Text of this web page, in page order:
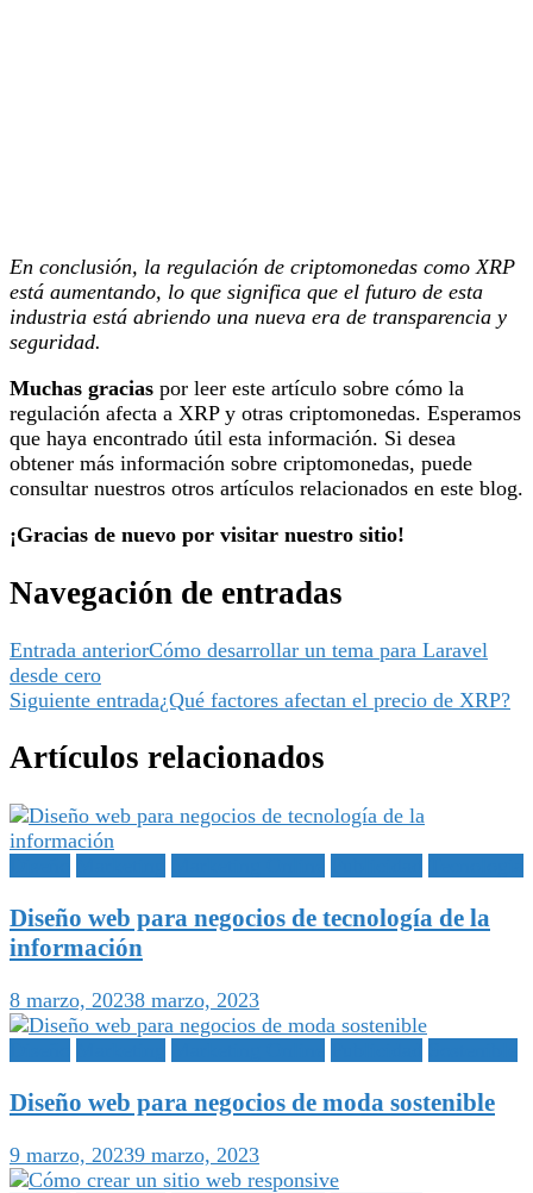
En conclusión, la regulación de criptomonedas como XRP
está aumentando, lo que significa que el futuro de esta
industria está abriendo una nueva era de transparencia y
seguridad.
Muchas gracias por leer este artículo sobre cómo la
regulación afecta a XRP y otras criptomonedas. Esperamos
que haya encontrado útil esta información. Si desea
obtener más información sobre criptomonedas, puede
consultar nuestros otros artículos relacionados en este blog.
¡Gracias de nuevo por visitar nuestro sitio!
Navegación de entradas
Entrada anteriorCómo desarrollar un tema para Laravel
desde cero
Siguiente entrada¿Qué factores afectan el precio de XRP?
Artículos relacionados
Diseño web para negocios de tecnología de la
información
8 marzo, 20238 marzo, 2023
Diseño web para negocios de moda sostenible
9 marzo, 20239 marzo, 2023